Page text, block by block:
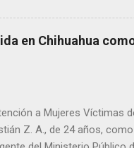
susto, y pues la criatura
de Morena, cada que
bajo esa amenaza
confrontación política h...
en Chihuahua
a Mujeres Víctimas
Z. A., de 24 años,